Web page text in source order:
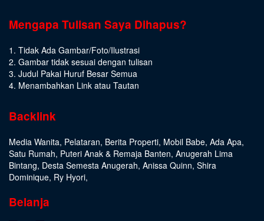
Mengapa Tulisan Saya Dihapus?
1. Tidak Ada Gambar/Foto/Ilustrasi
2. Gambar tidak sesuai dengan tulisan
3. Judul Pakai Huruf Besar Semua
4. Menambahkan Link atau Tautan
Backlink
Media Wanita, Pelataran, Berita Properti, Mobil Babe, Ada Apa,
Satu Rumah, Puteri Anak & Remaja Banten, Anugerah Lima
Bintang, Desta Semesta Anugerah, Anissa Quinn, Shira
Dominique, Ry Hyori,
Belanja